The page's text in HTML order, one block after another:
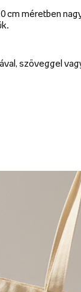
cm méretben
szöveggel